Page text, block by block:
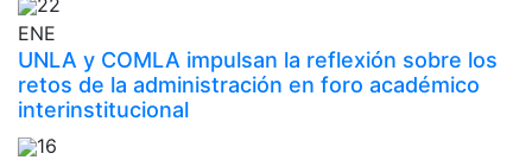
ENE
UNLA y COMLA impulsan la reflexión sobre los
retos de la administración en foro académico
interinstitucional
16